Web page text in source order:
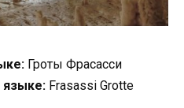
Гроты Фрасасси
языке: Frasassi Grotte